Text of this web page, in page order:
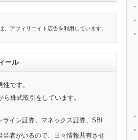
、アフィリエイト広告を利用しています。
ール
性です。
ら株式取引をしています。
ライン証券、マネックス証券、SBI
当者がいるので、日々情報共有させ